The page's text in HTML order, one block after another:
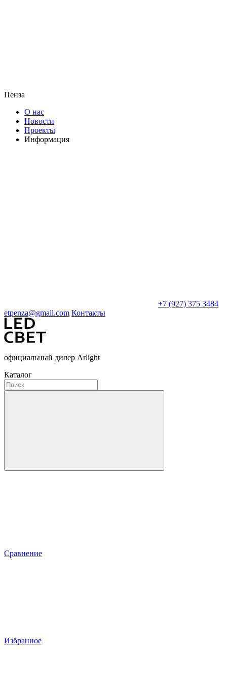
Пенза
О нас
Новости
Проекты
Информация
+7 (927) 375 3484
etpenza@gmail.com Контакты
официальный дилер Arlight
Каталог
Сравнение
Избранное